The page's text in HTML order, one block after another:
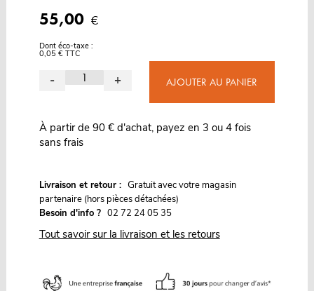
55,00 €
Dont éco-taxe :
0,05 € TTC
- + AJOUTER AU PANIER
À partir de 90 € d'achat, payez en 3 ou 4 fois
sans frais
Livraison et retour : Gratuit avec votre magasin
partenaire (hors pièces détachées)
Besoin d'info ? 02 72 24 05 35
Tout savoir sur la livraison et les retours